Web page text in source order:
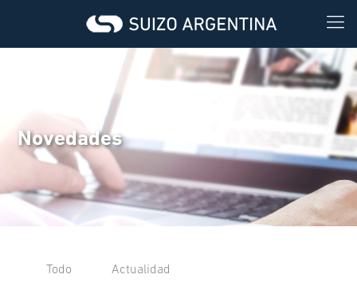
Novedades
Todo Actualidad